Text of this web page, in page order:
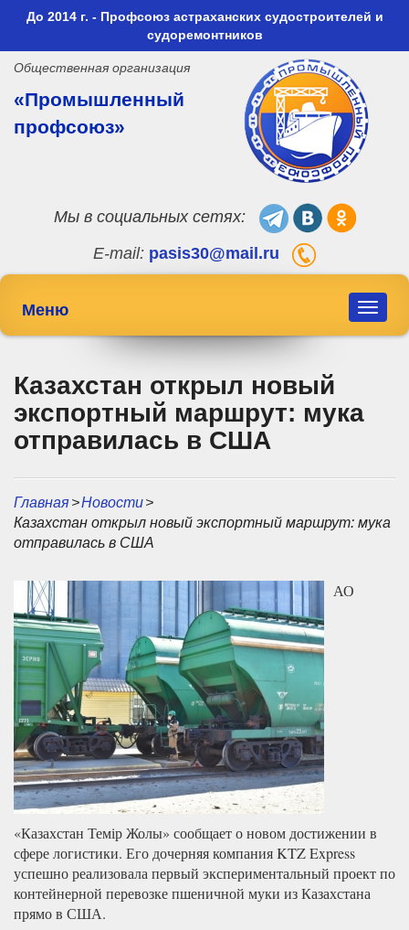
До 2014 г. - Профсоюз астраханских судостроителей и
судоремонтников
Общественная организация
«Промышленный
профсоюз»
Мы в социальных сетях:
E-mail: pasis30@mail.ru
Toggle
Меню
Казахстан открыл новый
экспортный маршрут: мука
отправилась в США
Главная>Новости>
Казахстан открыл новый экспортный маршрут: мука
отправилась в США
АО
«Казахстан Темір Жолы» сообщает о новом достижении в
сфере логистики. Его дочерняя компания KTZ Express
успешно реализовала первый экспериментальный проект по
контейнерной перевозке пшеничной муки из Казахстана
прямо в США.